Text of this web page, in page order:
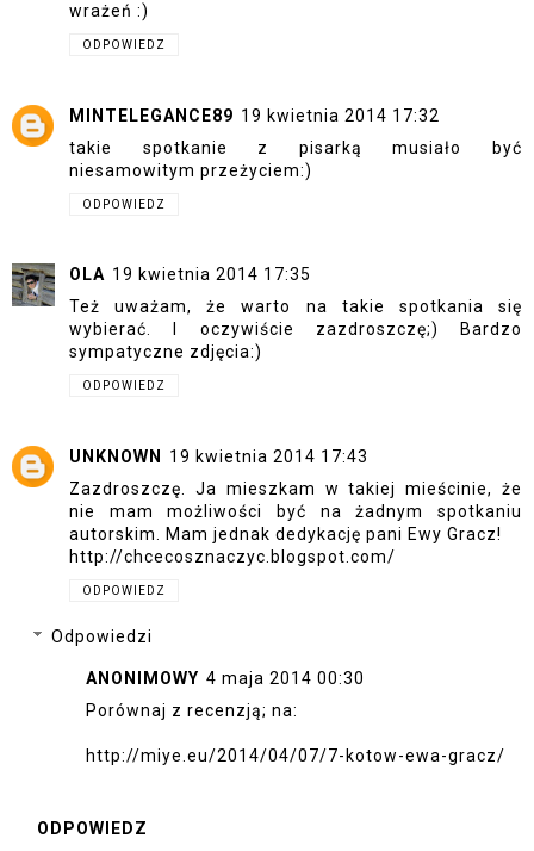
wrażeń :)
ODPOWIEDZ
MINTELEGANCE89 19 kwietnia 2014 17:32
takie spotkanie z pisarką musiało być
niesamowitym przeżyciem:)
ODPOWIEDZ
OLA 19 kwietnia 2014 17:35
Też uważam, że warto na takie spotkania się
wybierać. I oczywiście zazdroszczę;) Bardzo
sympatyczne zdjęcia:)
ODPOWIEDZ
UNKNOWN 19 kwietnia 2014 17:43
Zazdroszczę. Ja mieszkam w takiej mieścinie, że
nie mam możliwości być na żadnym spotkaniu
autorskim. Mam jednak dedykację pani Ewy Gracz!
http://chcecosznaczyc.blogspot.com/
ODPOWIEDZ
Odpowiedzi
ANONIMOWY 4 maja 2014 00:30
Porównaj z recenzją; na:
http://miye.eu/2014/04/07/7-kotow-ewa-gracz/
ODPOWIEDZ